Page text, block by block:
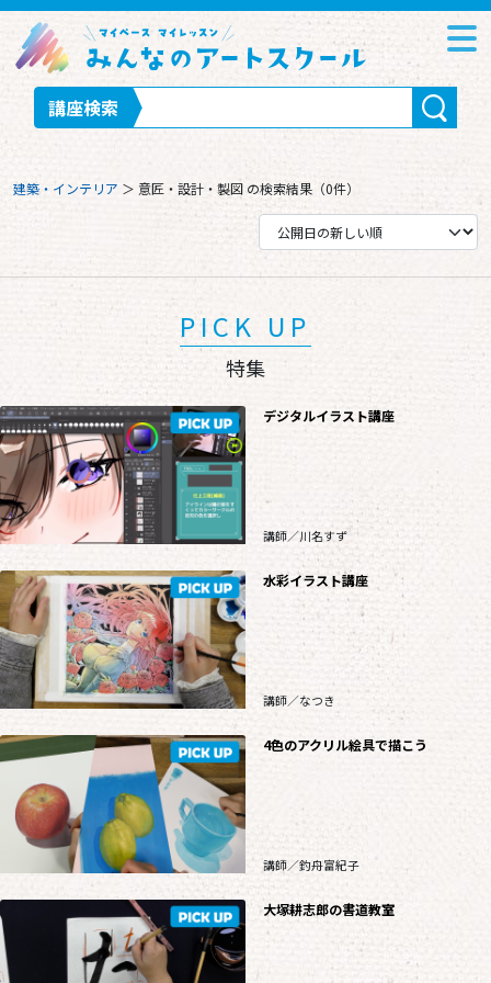
講座検索
建築・インテリア ＞ 意匠・設計・製図 の検索結果（0件）
PICK UP
特集
デジタルイラスト講座
講師／川名すず
水彩イラスト講座
講師／なつき
4色のアクリル絵具で描こう
講師／釣舟富紀子
大塚耕志郎の書道教室